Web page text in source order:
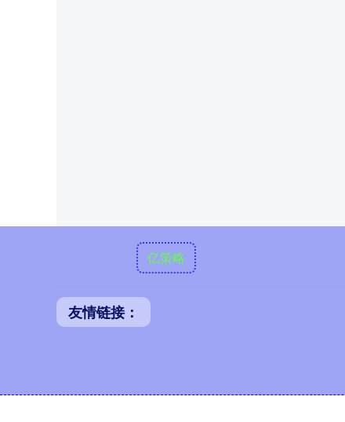
亿策略
友情链接：